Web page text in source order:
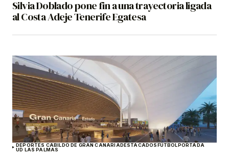
Silvia Doblado pone fin a una trayectoria ligada
al Costa Adeje Tenerife Egatesa
DEPORTES CABILDO DE GRAN CANARIADESTACADOSFÚTBOLPORTADA
UD LAS PALMAS